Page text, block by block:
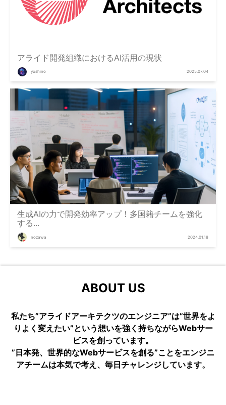
アライド開発組織におけるAI活用の現状
yoshino 2025.07.04
生成AIの力で開発効率アップ！多国籍チームを強化
する...
nozawa 2024.01.18
ABOUT US
私たち”アライドアーキテクツのエンジニア”は”世界をよ
りよく変えたい”という想いを強く持ちながらWebサー
ビスを創っています。
”日本発、世界的なWebサービスを創る”ことをエンジニ
アチームは本気で考え、毎日チャレンジしています。